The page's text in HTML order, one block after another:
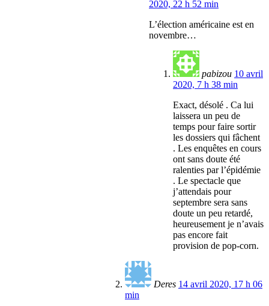
2020, 22 h 52 min
L’élection américaine est en
novembre…
pabizou 10 avril
2020, 7 h 38 min
Exact, désolé . Ca lui
laissera un peu de
temps pour faire sortir
les dossiers qui fâchent
. Les enquêtes en cours
ont sans doute été
ralenties par l’épidémie
. Le spectacle que
j’attendais pour
septembre sera sans
doute un peu retardé,
heureusement je n’avais
pas encore fait
provision de pop-corn.
Deres 14 avril 2020, 17 h 06
min